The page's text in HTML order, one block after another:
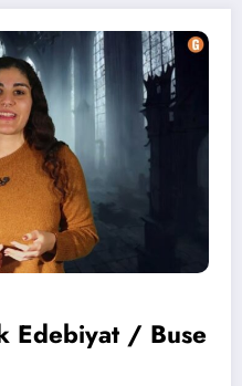
Edebiyat / Buse